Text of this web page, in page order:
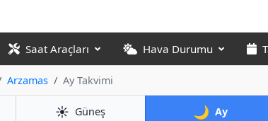
Saat Araçları Hava Durumu
Arzamas Ay Takvimi
☀️ Güneş 🌙 Ay